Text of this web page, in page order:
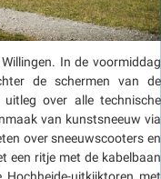
In de voormiddag
de schermen van de
over alle technische
van kunstsneeuw via
over sneeuwscooters en
een ritje met de kabelbaan